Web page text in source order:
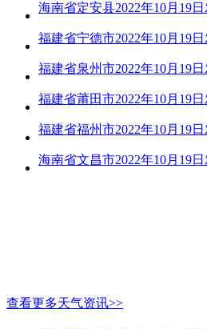
海南省定安县2022年10月19
福建省宁德市2022年10月19
福建省泉州市2022年10月19
福建省莆田市2022年10月19
福建省福州市2022年10月19
海南省文昌市2022年10月19
查看更多天气资讯>>